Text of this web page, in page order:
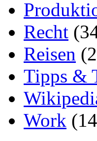
Recht
Reisen
Tipps &
Work